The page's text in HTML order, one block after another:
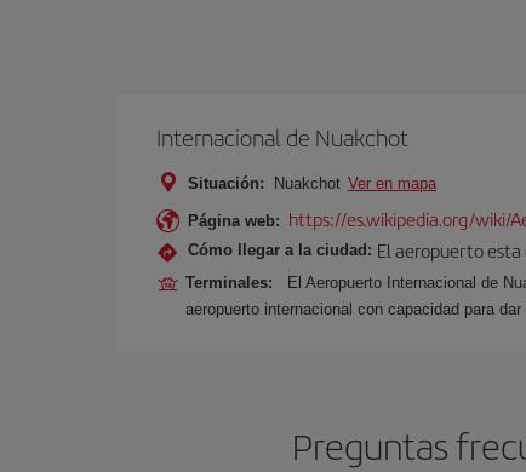
Internacional de Nuakchot
Situación: Nuakchot Ver en mapa
Página web: https://es.wikipedia.org/wiki/
Cómo llegar a la ciudad: El aeropuerto
Terminales:
El Aeropuerto Internacional de
aeropuerto internacional con capacidad para
Preguntas